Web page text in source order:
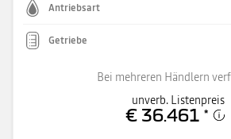
Antriebsart
Getriebe
Bei mehreren Händlern
unverb. Listenpreis
€ 36.461 *